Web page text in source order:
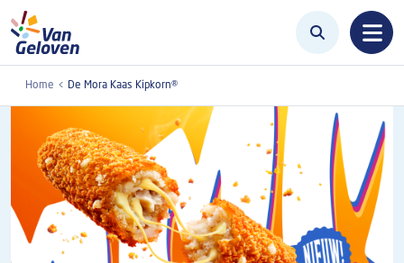
Overslaan en naar de inhoud gaan
Home De Mora Kaas Kipkorn®